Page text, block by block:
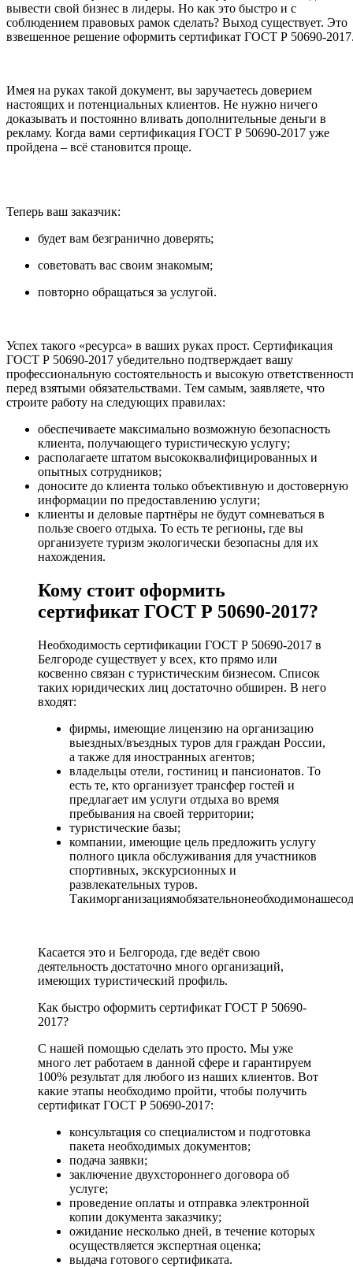
вывести свой бизнес в лидеры. Но как это быстро и с
соблюдением правовых рамок сделать? Выход существует. Это
взвешенное решение оформить сертификат ГОСТ Р 50690-
Имея на руках такой документ, вы заручаетесь доверием
настоящих и потенциальных клиентов. Не нужно ничего
доказывать и постоянно вливать дополнительные деньги в
рекламу. Когда вами сертификация ГОСТ Р 50690-2017 уже
пройдена – всё становится проще.
Теперь ваш заказчик:
будет вам безгранично доверять;
советовать вас своим знакомым;
повторно обращаться за услугой.
Успех такого «ресурса» в ваших руках прост. Сертификация
ГОСТ Р 50690-2017 убедительно подтверждает вашу
профессиональную состоятельность и высокую
перед взятыми обязательствами. Тем самым, заявляете, что
строите работу на следующих правилах:
обеспечиваете максимально возможную безопасность
клиента, получающего туристическую услугу;
располагаете штатом высококвалифицированных и
опытных сотрудников;
доносите до клиента только объективную и достоверную
информации по предоставлению услуги;
клиенты и деловые партнёры не будут сомневаться в
пользе своего отдыха. То есть те регионы, где вы
организуете туризм экологически безопасны для их
нахождения.
Кому стоит оформить
сертификат ГОСТ Р 50690-2017?
Необходимость сертификации ГОСТ Р 50690-2017 в
Белгороде существует у всех, кто прямо или
косвенно связан с туристическим бизнесом. Список
таких юридических лиц достаточно обширен. В него
входят:
фирмы, имеющие лицензию на организацию
выездных/въездных туров для граждан России,
а также для иностранных агентов;
владельцы отели, гостиниц и пансионатов. То
есть те, кто организует трансфер гостей и
предлагает им услуги отдыха во время
пребывания на своей территории;
туристические базы;
компании, имеющие цель предложить услугу
полного цикла обслуживания для участников
спортивных, экскурсионных и
развлекательных туров.
Касается это и Белгорода, где ведёт свою
деятельность достаточно много организаций,
имеющих туристический профиль.
Как быстро оформить сертификат ГОСТ Р 50690-
2017?
С нашей помощью сделать это просто. Мы уже
много лет работаем в данной сфере и гарантируем
100% результат для любого из наших клиентов. Вот
какие этапы необходимо пройти, чтобы получить
сертификат ГОСТ Р 50690-2017:
консультация со специалистом и подготовка
пакета необходимых документов;
подача заявки;
заключение двухстороннего договора об
услуге;
проведение оплаты и отправка электронной
копии документа заказчику;
ожидание несколько дней, в течение которых
осуществляется экспертная оценка;
выдача готового сертификата.